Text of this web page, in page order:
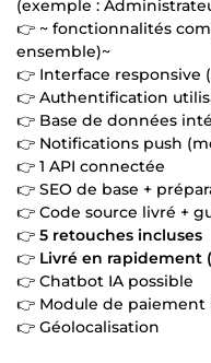
(exemple :
👉 ~ fonctionnalités
ensemble)~
👉 Interface responsive
👉 Authentification
👉 Base de données
👉 Notifications push
👉 1 API connectée
👉 SEO de base +
👉 Code source livré +
👉 5 retouches incluses
👉 Livré en rapidement
👉 Chatbot IA possible
👉 Module de paiement
👉 Géolocalisation